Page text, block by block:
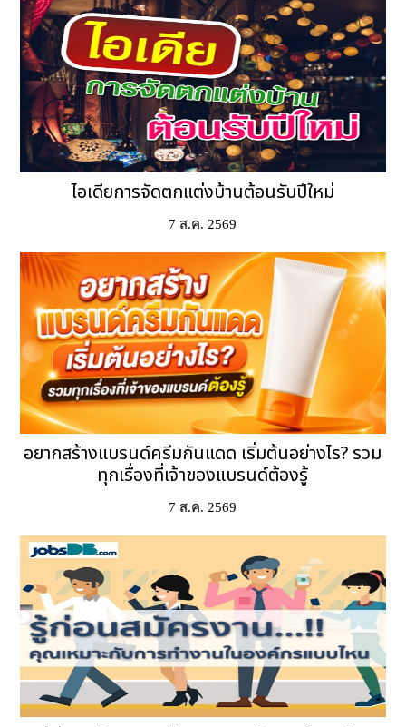
ไอเดียการจัดตกแต่งบ้านต้อนรับปีใหม่
7 ส.ค. 2569
อยากสร้างแบรนด์ครีมกันแดด เริ่มต้นอย่างไร? รวม
ทุกเรื่องที่เจ้าของแบรนด์ต้องรู้
7 ส.ค. 2569